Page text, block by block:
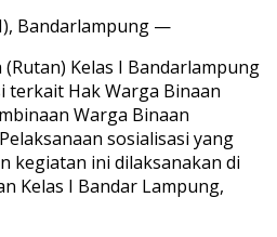
Bandarlampung —
Kelas I Bandarlampung
terkait Hak Warga Binaan
Warga Binaan
sosialisasi yang
kegiatan ini dilaksanakan di
Kelas I Bandar Lampung,